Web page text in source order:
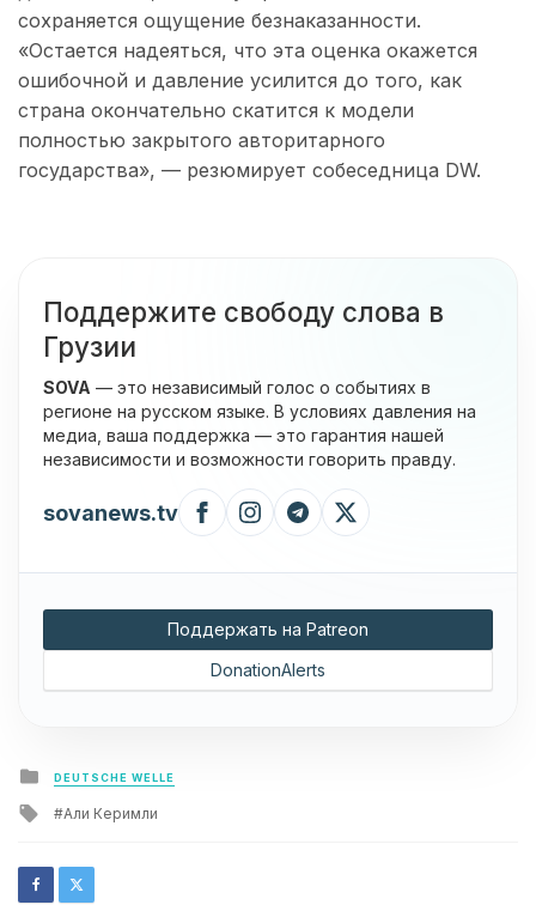
сохраняется ощущение безнаказанности.
«Остается надеяться, что эта оценка окажется
ошибочной и давление усилится до того, как
страна окончательно скатится к модели
полностью закрытого авторитарного
государства», — резюмирует собеседница DW.
Поддержите свободу слова в
Грузии
SOVA — это независимый голос о событиях в
регионе на русском языке. В условиях давления на
медиа, ваша поддержка — это гарантия нашей
независимости и возможности говорить правду.
sovanews.tv
Поддержать на Patreon
DonationAlerts
Posted
in
DEUTSCHE WELLE
Tagged
Али Керимли